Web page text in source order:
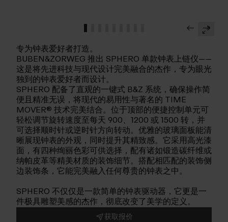
专为钟表爱好者打造。
BUBEN&ZORWEG 推出 SPHERO 单款钟表上链仪——
这是将先进科技与现代设计完美融合的杰作，专为眼光
独到的钟表爱好者而设计。
SPHERO 配备了直观的一键式 B&Z 系统，确保操作简
便且精准无误，将现代的易用性与著名的 TIME
MOVER® 技术完美结合。位于顶部的便捷控制单元可
轻松调节旋转速度至每天 900、1200 或 1500 转，并
可选择顺时针或逆时针方向转动。优雅的玻璃面板能清
晰展现钟表的外观，同时提升其精致感。它采用高光漆
面，有四种绚丽色彩可供选择，配有诸如锻造碳纤维或
纳帕皮革等精美材质的装饰细节。搭配相匹配的装饰侧
边装饰条，它能完美融入任何尊贵的钟表之中。
SPHERO 不仅仅是一款简单的钟表驱动器，它更是一
件极具雕塑美感的杰作，彻底改变了美学的定义。
获取报价